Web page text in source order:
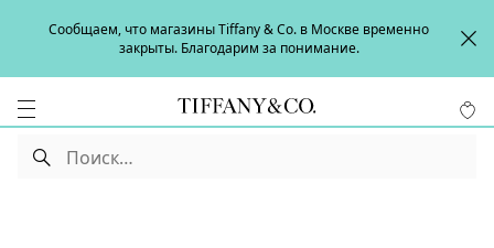
Сообщаем, что магазины Tiffany & Co. в Москве временно
закрыты. Благодарим за понимание.